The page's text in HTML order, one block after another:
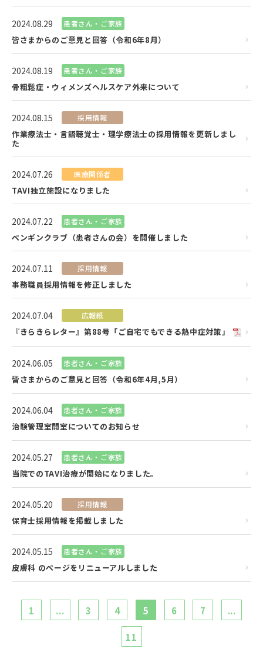
2024.08.29 患者さん・ご家族
皆さまからのご意見と回答（令和6年8月）
2024.08.19 患者さん・ご家族
骨粗鬆症・ウィメンズヘルスケア外来について
2024.08.15 採用情報
作業療法士・言語聴覚士・理学療法士の採用情報を更新しまし
た
2024.07.26 医療関係者
TAVI独立施設になりました
2024.07.22 患者さん・ご家族
ペンギンクラブ（患者さんの会）を開催しました
2024.07.11 採用情報
事務職員採用情報を修正しました
2024.07.04 広報紙
『きらきらレター』第88号「ご自宅でもできる熱中症対策」
2024.06.05 患者さん・ご家族
皆さまからのご意見と回答（令和6年4月,5月）
2024.06.04 患者さん・ご家族
治験管理室開室についてのお知らせ
2024.05.27 患者さん・ご家族
当院でのTAVI治療が開始になりました。
2024.05.20 採用情報
保育士採用情報を掲載しました
2024.05.15 患者さん・ご家族
皮膚科 のページをリニューアルしました
1 ... 3 4 5 6 7 ...
11